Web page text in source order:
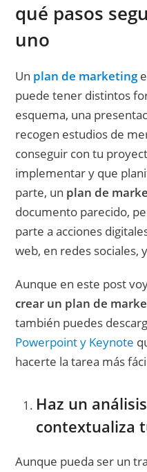
qué pasos
uno
Un plan de marketing
puede tener distintos
esquema, una
recogen estudios de
conseguir con tu
implementar y que
parte, un plan de
documento parecido,
parte a acciones
web, en redes sociales,
Aunque en este post
crear un plan de
también puedes
Powerpoint y Keynote
hacerte la tarea más
Haz un
contextualiza
Aunque pueda ser un